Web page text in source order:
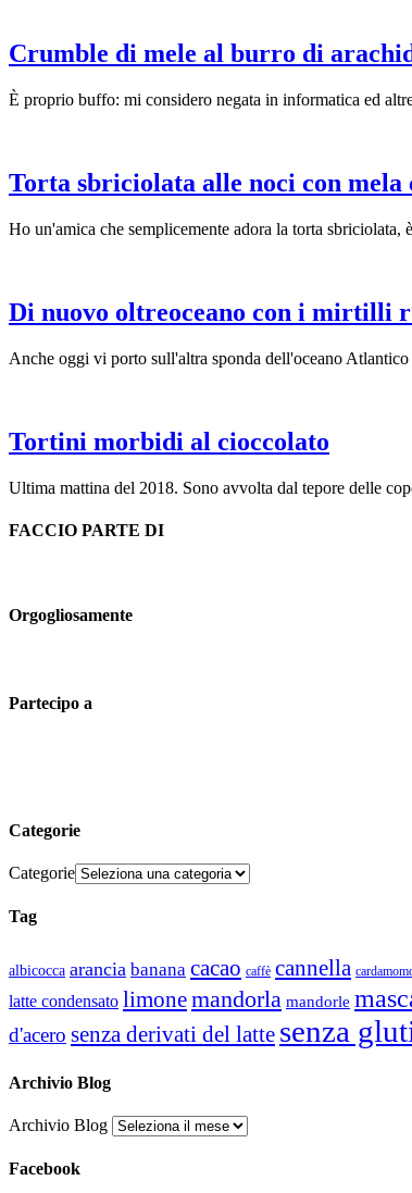
Crumble di mele al burro di
È proprio buffo: mi considero negata in informatica ed
Torta sbriciolata alle noci con mela
Ho un'amica che semplicemente adora la torta sbriciolata,
Di nuovo oltreoceano con i mirtilli
Anche oggi vi porto sull'altra sponda dell'oceano
Tortini morbidi al cioccolato
Ultima mattina del 2018. Sono avvolta dal tepore delle
FACCIO PARTE DI
Orgogliosamente
Partecipo a
Categorie
Categorie
Tag
albicocca arancia banana cacao caffè cannella
latte condensato limonemandorla mandorle
d'acero senza derivati del latte senza
Archivio Blog
Archivio Blog
Facebook